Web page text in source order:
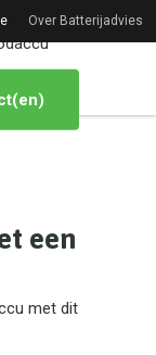
Over Batterijadvies
een
met dit